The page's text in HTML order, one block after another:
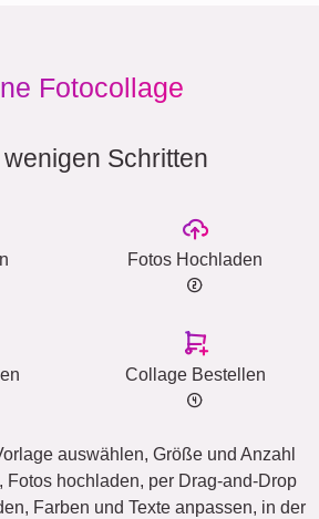
Fotocollage
Schritten
Fotos Hochladen
Collage Bestellen
auswählen, Größe und Anzahl
Fotos hochladen, per Drag-and-Drop
Farben und Texte anpassen, in der